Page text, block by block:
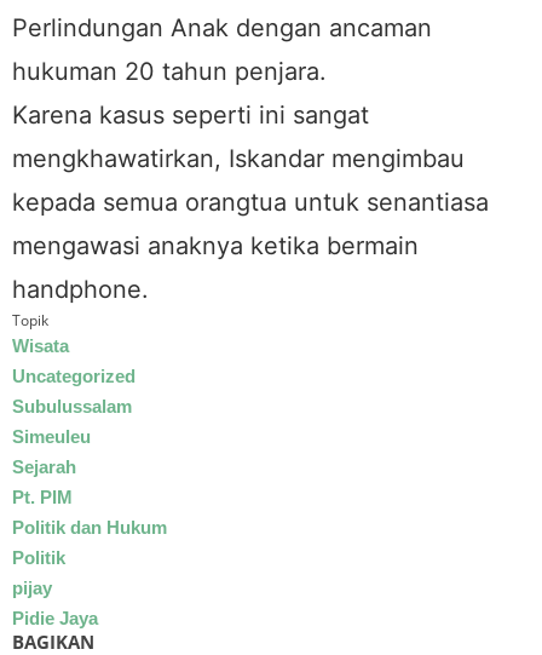
Perlindungan Anak dengan ancaman
hukuman 20 tahun penjara.
Karena kasus seperti ini sangat
mengkhawatirkan, Iskandar mengimbau
kepada semua orangtua untuk senantiasa
mengawasi anaknya ketika bermain
handphone.
Topik
Wisata
Uncategorized
Subulussalam
Simeuleu
Sejarah
Pt. PIM
Politik dan Hukum
Politik
pijay
Pidie Jaya
BAGIKAN